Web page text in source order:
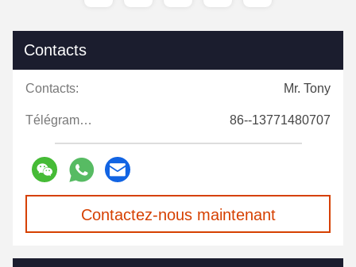
Contacts
Contacts: Mr. Tony
Télégramme: 86--13771480707
Contactez-nous maintenant